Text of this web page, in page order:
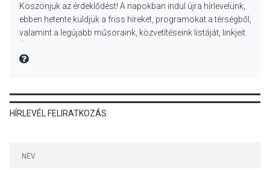
Mordái folk-rock koncert
lesz a pilismaróti Duna-
KULTÚRA 2026 AUG 05
Különleges nyári élményt
Köszönjük az érdeklődést! A napokban indul újra hírlevelünk,
ebben hetente küldjük a friss híreket, programokat a térségből,
valamint a legújabb műsoraink, közvetítéseink listáját, linkjeit.
MIRE MONDTA
HÍRLEVÉL FELIRATKOZÁS